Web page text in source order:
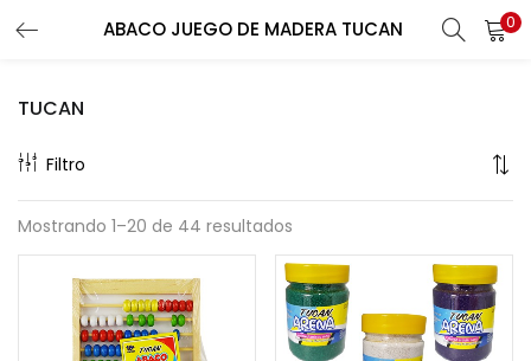
ABACO JUEGO DE MADERA TUCAN 0
Buscar
LOGIN REGISTER
Enter your username and password to login.
Remember me
TUCAN
Filtro
Mostrando 1–20 de 44 resultados